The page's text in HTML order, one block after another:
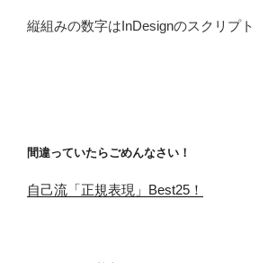
縦組みの数字はInDesignのスクリプト
間違っていたらごめんなさい！
自己流「正規表現」Best25！